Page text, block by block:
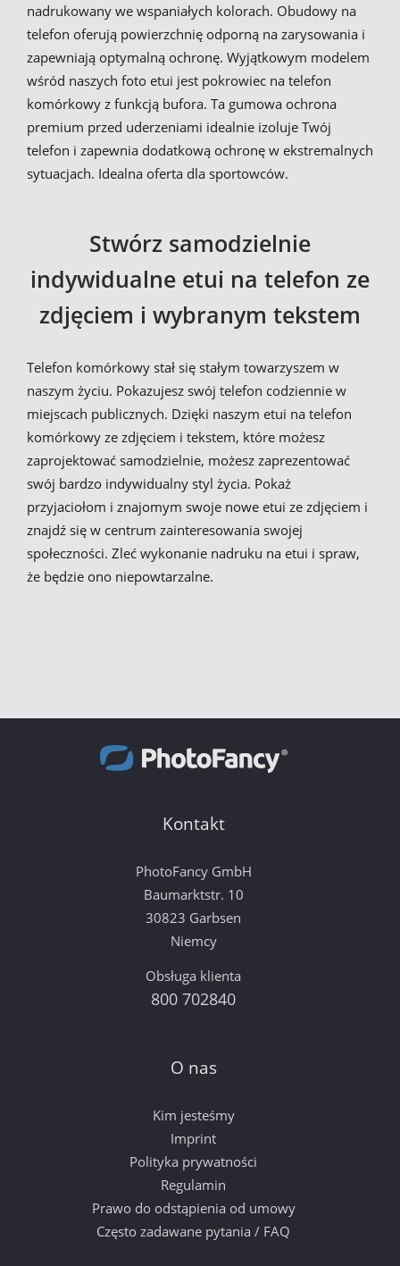
nadrukowany we wspaniałych kolorach. Obudowy na
telefon oferują powierzchnię odporną na zarysowania i
zapewniają optymalną ochronę. Wyjątkowym modelem
wśród naszych foto etui jest pokrowiec na telefon
komórkowy z funkcją bufora. Ta gumowa ochrona
premium przed uderzeniami idealnie izoluje Twój
telefon i zapewnia dodatkową ochronę w ekstremalnych
sytuacjach. Idealna oferta dla sportowców.
Stwórz samodzielnie
indywidualne etui na telefon ze
zdjęciem i wybranym tekstem
Telefon komórkowy stał się stałym towarzyszem w
naszym życiu. Pokazujesz swój telefon codziennie w
miejscach publicznych. Dzięki naszym etui na telefon
komórkowy ze zdjęciem i tekstem, które możesz
zaprojektować samodzielnie, możesz zaprezentować
swój bardzo indywidualny styl życia. Pokaż
przyjaciołom i znajomym swoje nowe etui ze zdjęciem i
znajdź się w centrum zainteresowania swojej
społeczności. Zleć wykonanie nadruku na etui i spraw,
że będzie ono niepowtarzalne.
Kontakt
PhotoFancy GmbH
Baumarktstr. 10
30823 Garbsen
Niemcy
Obsługa klienta
800 702840
O nas
Kim jesteśmy
Imprint
Polityka prywatności
Regulamin
Prawo do odstąpienia od umowy
Często zadawane pytania / FAQ